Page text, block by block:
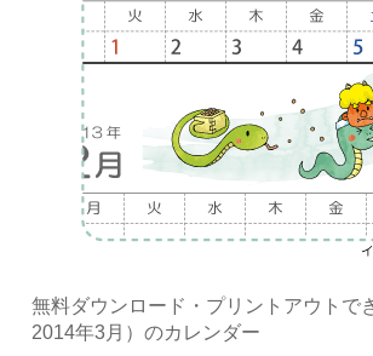
無料ダウンロード・プリントアウトで
2014年3月）のカレンダー